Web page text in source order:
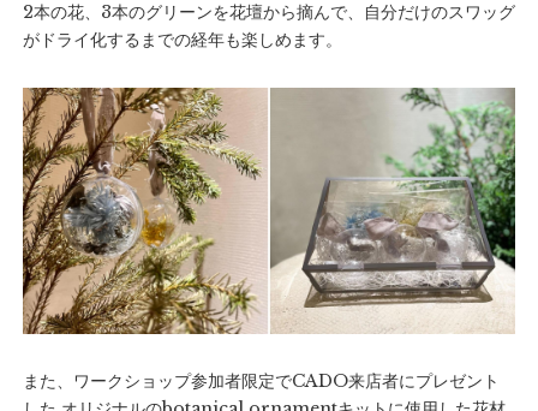
2本の花、3本のグリーンを花壇から摘んで、自分だけのスワッグ
がドライ化するまでの経年も楽しめます。
また、ワークショップ参加者限定でCADO来店者にプレゼント